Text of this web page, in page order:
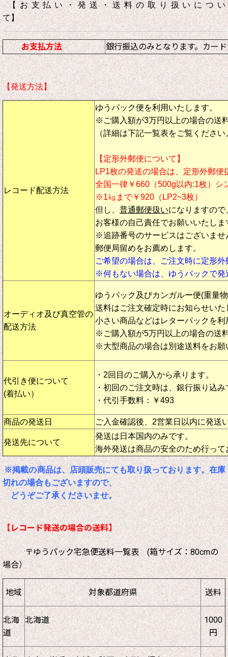
【お支払い・発送・送料の取り扱いについ
て】
お支払方法 銀行振込のみとなります。カー
【発送方法】
レコード配送方法
ゆうパック便を利用いたします。
※ご購入額が3万円以上の場合の送
（詳細は下記一覧表をご覧ください
【定形外郵便について】
LP1枚の発送の場合は、定形外郵便
全国一律￥660（500g以内:1枚）シ
※1㎏まで￥920（LP2~3枚）
但し、 普通郵便扱いになりますの
お客様の自己責任でお願いいたしま
※追跡番号のサービスはございませ
郵便局留めをお薦めします。
ご希望の場合は、ご注文時に定形
※何もない場合は、ゆうパックで発
オーディオ及び真空管の
配送方法
ゆうパック及びカンガルー便(重量
送料はご注文確定時にお知らせいた
小さい商品などはレターパックを利
※ご購入額が5万円以上の場合の送
※大型商品の場合は別途送料をお願
代引き便について
(着払い）
・2回目のご購入から承ります。
・初回のご注文時は、銀行振り込
・代引手数料：￥493
商品の発送日 ご入金確認後、2営業日以内に発送
発送先について
発送は日本国内のみです。
海外発送は商品の安全のため行って
※掲載の商品は、店頭販売にても取り扱っております。在庫
切れの場合もございますので、
どうぞご了承くださいませ。
【レコード発送の場合の送料】
〒ゆうパック宅急便送料一覧表 (箱サイズ：80cmの
場合）
地域 対象都道府県 送料
北海
道
北海道
1000
円